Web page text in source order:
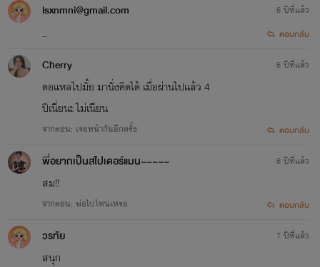
lsxnmni@gmail.com
6 ปีที่แล้ว
ตอบกลับ
Cherry
ตอแหลไปมั้ย มานั่งคิดได้ เมื่อผ่านไปแล้ว 4
ปีเนี่ยนะ ไม่เนียน
จากตอน: เจอหน้ากันอีกครั้ง
6 ปีที่แล้ว
ตอบกลับ
พี่อยากเป็นสไปเดอร์แมน~~~~~
สม!!
จากตอน: พ่อไปไหนเหรอ
6 ปีที่แล้ว
ตอบกลับ
วรทัย
สนุก
7 ปีที่แล้ว